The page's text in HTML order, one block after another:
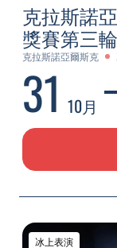
克拉斯諾
獎賽第三輪
克拉斯諾亞爾斯克
31 10月
冰上表演